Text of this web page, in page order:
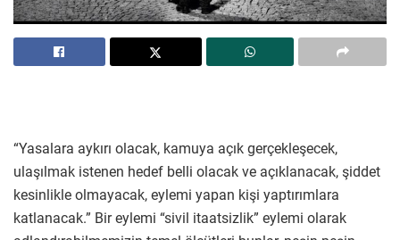
“Yasalara aykırı olacak, kamuya açık gerçekleşecek,
ulaşılmak istenen hedef belli olacak ve açıklanacak, şiddet
kesinlikle olmayacak, eylemi yapan kişi yaptırımlara
katlanacak.” Bir eylemi “sivil itaatsizlik” eylemi olarak